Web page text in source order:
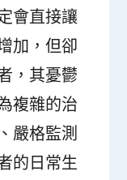
會直接讓
加，但卻
，其憂鬱
複雜的治
嚴格監測
的日常生